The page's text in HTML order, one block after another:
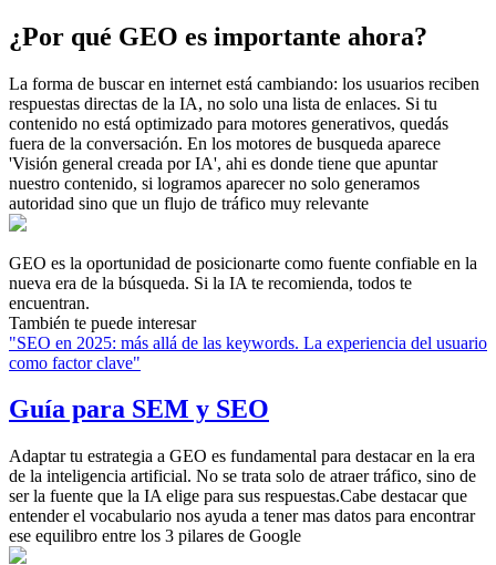
¿Por qué GEO es importante ahora?
La forma de buscar en internet está cambiando: los usuarios reciben
respuestas directas de la IA, no solo una lista de enlaces. Si tu
contenido no está optimizado para motores generativos, quedás
fuera de la conversación. En los motores de busqueda aparece
'Visión general creada por IA', ahi es donde tiene que apuntar
nuestro contenido, si logramos aparecer no solo generamos
autoridad sino que un flujo de tráfico muy relevante
GEO es la oportunidad de posicionarte como fuente confiable en la
nueva era de la búsqueda. Si la IA te recomienda, todos te
encuentran.
También te puede interesar
"SEO en 2025: más allá de las keywords. La experiencia del usuario
como factor clave"
Guía para SEM y SEO
Adaptar tu estrategia a GEO es fundamental para destacar en la era
de la inteligencia artificial. No se trata solo de atraer tráfico, sino de
ser la fuente que la IA elige para sus respuestas.Cabe destacar que
entender el vocabulario nos ayuda a tener mas datos para encontrar
ese equilibro entre los 3 pilares de Google